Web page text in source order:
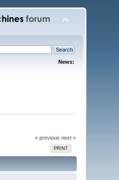
News:
« previous next »
PRINT